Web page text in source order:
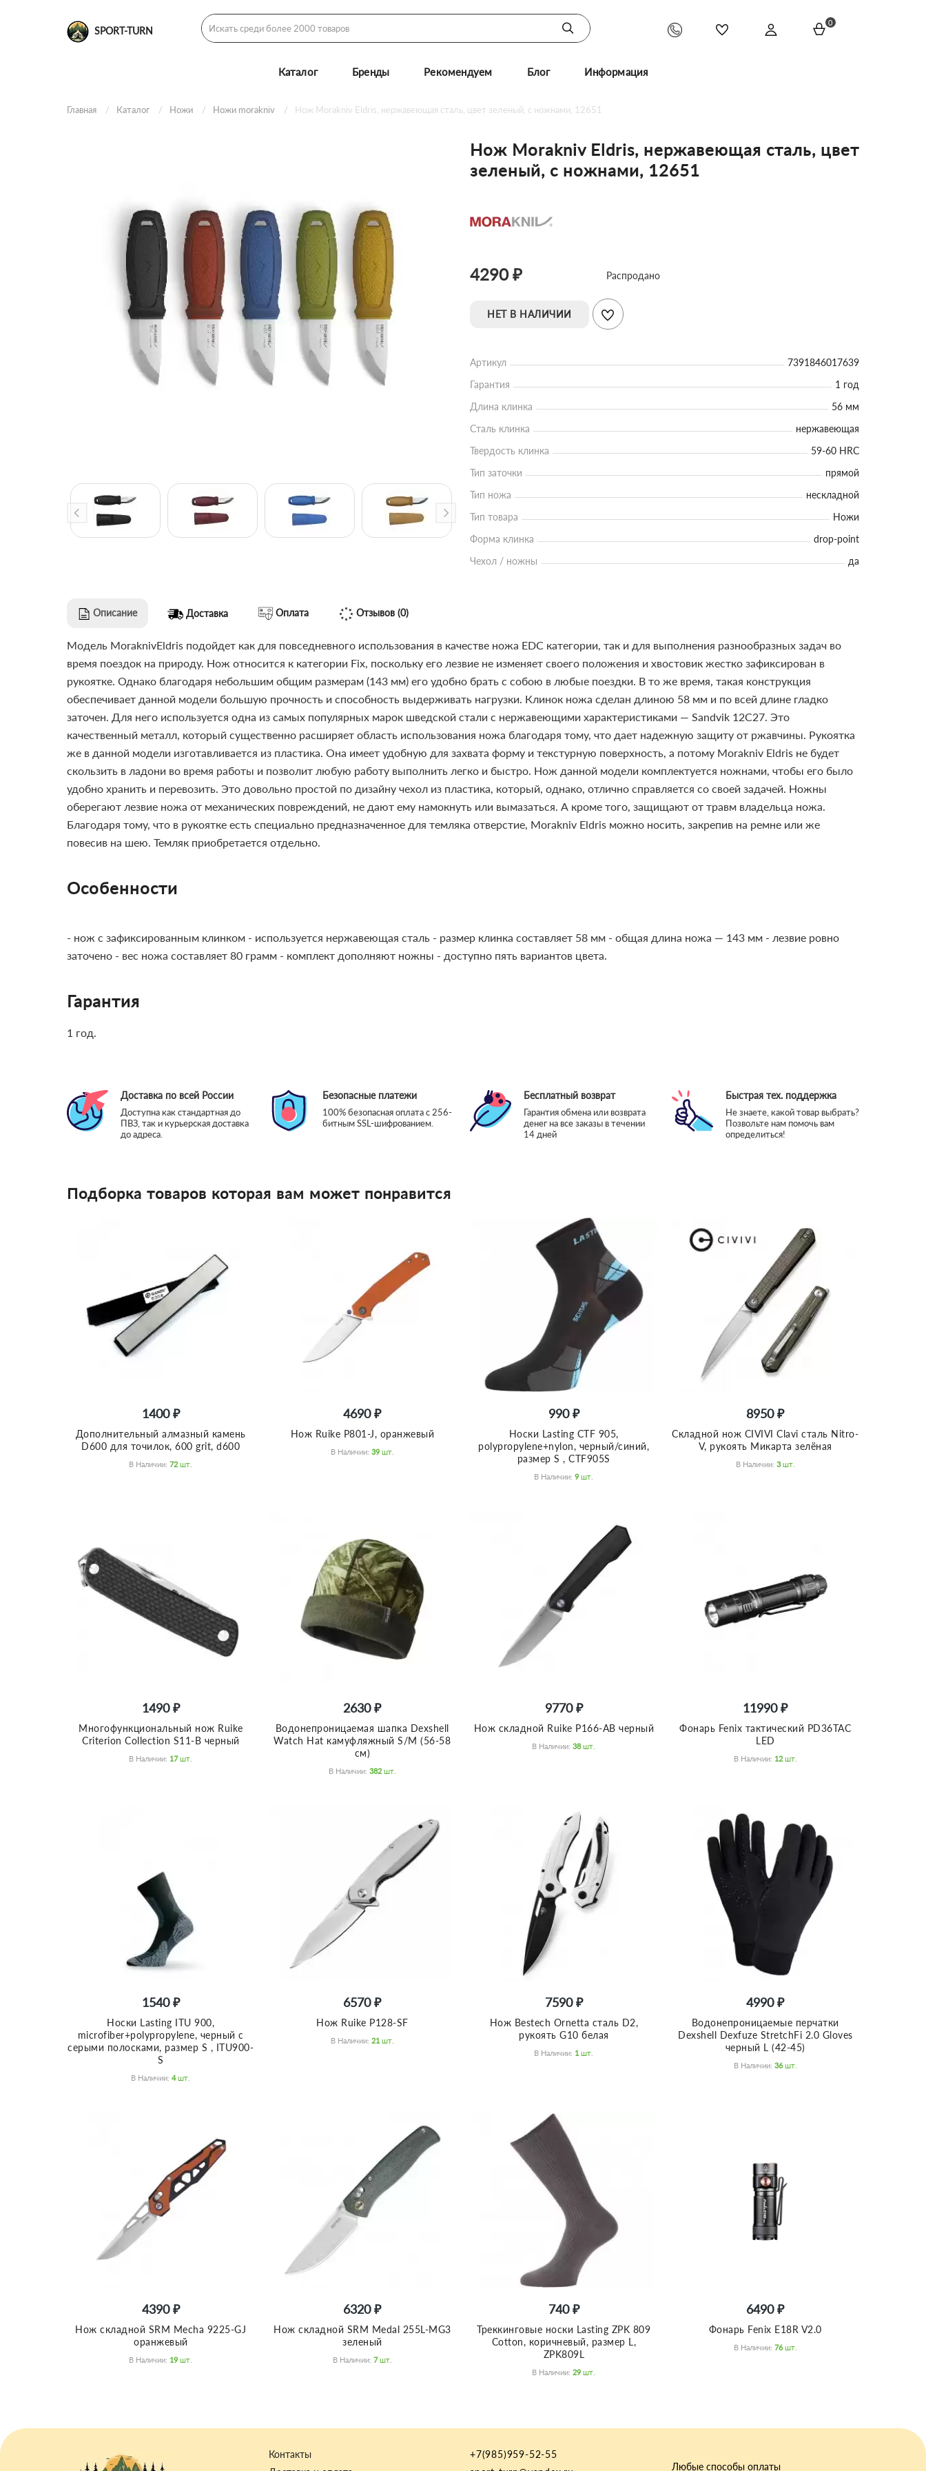
SPORT-TURN
0
Каталог Бренды Рекомендуем Блог Информация
Главная Каталог Ножи Ножи morakniv Нож Morakniv Eldris, нержавеющая сталь, цвет зеленый, с ножнами, 12651
Нож Morakniv Eldris, нержавеющая сталь, цвет
зеленый, с ножнами, 12651
4290 ₽ Распродано
НЕТ В НАЛИЧИИ
Артикул
7391846017639
Гарантия
1 год
Длина клинка
56 мм
Сталь клинка
нержавеющая
Твердость клинка
59-60 HRC
Тип заточки
прямой
Тип ножа
нескладной
Тип товара
Ножи
Форма клинка
drop-point
Чехол / ножны
да
Описание Доставка Оплата Отзывов (0)
Модель MoraknivEldris подойдет как для повседневного использования в качестве ножа EDC категории, так и для выполнения разнообразных задач во
время поездок на природу. Нож относится к категории Fix, поскольку его лезвие не изменяет своего положения и хвостовик жестко зафиксирован в
рукоятке. Однако благодаря небольшим общим размерам (143 мм) его удобно брать с собою в любые поездки. В то же время, такая конструкция
обеспечивает данной модели большую прочность и способность выдерживать нагрузки. Клинок ножа сделан длиною 58 мм и по всей длине гладко
заточен. Для него используется одна из самых популярных марок шведской стали с нержавеющими характеристиками — Sandvik 12C27. Это
качественный металл, который существенно расширяет область использования ножа благодаря тому, что дает надежную защиту от ржавчины. Рукоятка
же в данной модели изготавливается из пластика. Она имеет удобную для захвата форму и текстурную поверхность, а потому Morakniv Eldris не будет
скользить в ладони во время работы и позволит любую работу выполнить легко и быстро. Нож данной модели комплектуется ножнами, чтобы его было
удобно хранить и перевозить. Это довольно простой по дизайну чехол из пластика, который, однако, отлично справляется со своей задачей. Ножны
оберегают лезвие ножа от механических повреждений, не дают ему намокнуть или вымазаться. А кроме того, защищают от травм владельца ножа.
Благодаря тому, что в рукоятке есть специально предназначенное для темляка отверстие, Morakniv Eldris можно носить, закрепив на ремне или же
повесив на шею. Темляк приобретается отдельно.
Особенности
- нож с зафиксированным клинком - используется нержавеющая сталь - размер клинка составляет 58 мм - общая длина ножа — 143 мм - лезвие ровно
заточено - вес ножа составляет 80 грамм - комплект дополняют ножны - доступно пять вариантов цвета.
Гарантия
1 год.
Доставка по всей России
Доступна как стандартная до
ПВЗ, так и курьерская доставка
до адреса.
Безопасные платежи
100% безопасная оплата с 256-
битным SSL-шифрованием.
Бесплатный возврат
Гарантия обмена или возврата
денег на все заказы в течении
14 дней
Быстрая тех. поддержка
Не знаете, какой товар выбрать?
Позвольте нам помочь вам
определиться!
Подборка товаров которая вам может понравится
1400 ₽
Дополнительный алмазный камень
D600 для точилок, 600 grit, d600
В Наличии:72 Шт.
4690 ₽
Нож Ruike P801-J, оранжевый
В Наличии: 39 Шт.
990 ₽
Носки Lasting CTF 905,
polypropylene+nylon, черный/синий,
размер S , CTF905S
В Наличии:9 Шт.
8950 ₽
Складной нож CIVIVI Clavi сталь Nitro-
V, рукоять Микарта зелёная
В Наличии: 3 Шт.
1490 ₽
Многофункциональный нож Ruike
Criterion Collection S11-B черный
В Наличии: 17 Шт.
2630 ₽
Водонепроницаемая шапка Dexshell
Watch Hat камуфляжный S/M (56-58
см)
В Наличии: 382 Шт.
9770 ₽
Нож складной Ruike P166-AB черный
В Наличии:38 Шт.
11990 ₽
Фонарь Fenix тактический PD36TAC
LED
В Наличии: 12 Шт.
1540 ₽
Носки Lasting ITU 900,
microfiber+polypropylene, черный с
серыми полосками, размер S , ITU900-
S
В Наличии:4 Шт.
6570 ₽
Нож Ruike P128-SF
В Наличии: 21 Шт.
7590 ₽
Нож Bestech Ornetta сталь D2,
рукоять G10 белая
В Наличии: 1 Шт.
4990 ₽
Водонепроницаемые перчатки
Dexshell Dexfuze StretchFi 2.0 Gloves
черный L (42-45)
В Наличии: 36 Шт.
4390 ₽
Нож складной SRM Mecha 9225-GJ
оранжевый
В Наличии: 19 Шт.
6320 ₽
Нож складной SRM Medal 255L-MG3
зеленый
В Наличии: 7 Шт.
740 ₽
Треккинговые носки Lasting ZPK 809
Cotton, коричневый, размер L,
ZPK809L
В Наличии:29 Шт.
6490 ₽
Фонарь Fenix E18R V2.0
В Наличии: 76 Шт.
Контакты
+7(985)959-52-55
Любые способы оплаты